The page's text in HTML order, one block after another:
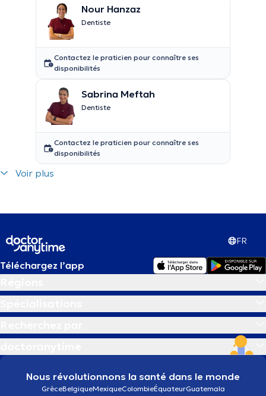
Nour Hanzaz
Dentiste
Contactez le praticien pour connaître ses
disponibilités
Sabrina Meftah
Dentiste
Contactez le praticien pour connaître ses
disponibilités
Voir plus
FR
Téléchargez l’app
Nous révolutionnons la santé dans le monde
GrèceBelgiqueMexiqueColombieÉquateurGuatemala